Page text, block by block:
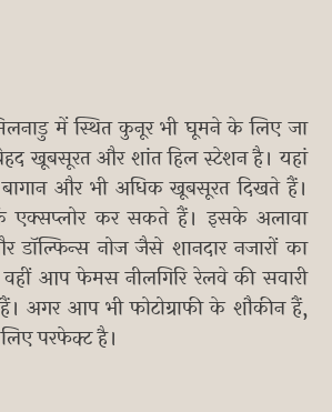
में स्थित कुनूर भी घूमने के लिए जा
खूबसूरत और शांत हिल स्टेशन है। यहां
और भी अधिक खूबसूरत दिखते हैं।
एक्सप्लोर कर सकते हैं। इसके अलावा
नोज जैसे शानदार नजारों का
आप फेमस नीलगिरि रेलवे की सवारी
अगर आप भी फोटोग्राफी के शौकीन हैं,
परफेक्ट है।